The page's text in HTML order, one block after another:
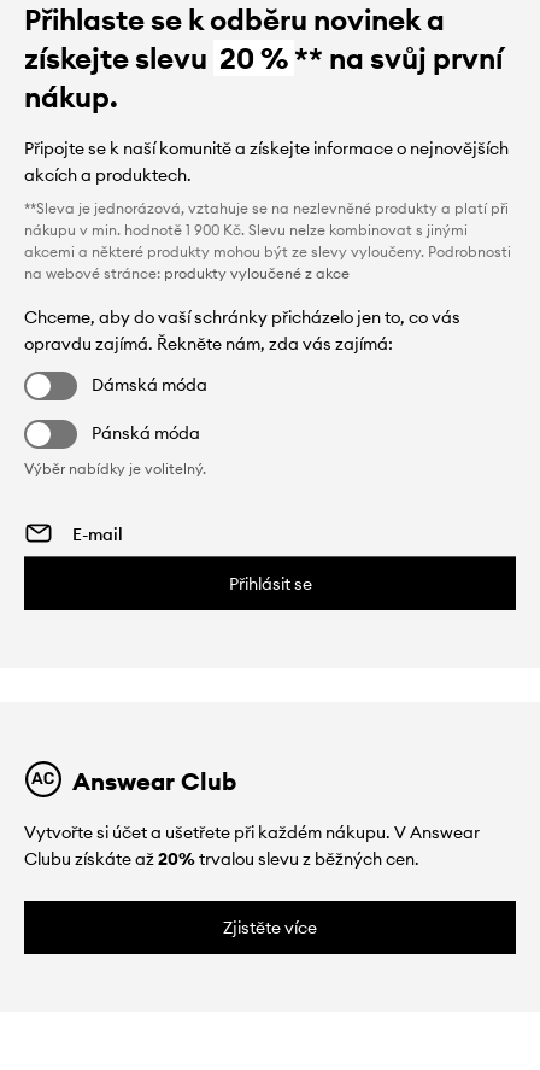
Přihlaste se k odběru novinek a
získejte slevu 20 %** na svůj první
nákup.
Připojte se k naší komunitě a získejte informace o nejnovějších
akcích a produktech.
**Sleva je jednorázová, vztahuje se na nezlevněné produkty a platí při
nákupu v min. hodnotě 1 900 Kč. Slevu nelze kombinovat s jinými
akcemi a některé produkty mohou být ze slevy vyloučeny. Podrobnosti
na webové stránce: produkty vyloučené z akce
Chceme, aby do vaší schránky přicházelo jen to, co vás
opravdu zajímá. Řekněte nám, zda vás zajímá:
Dámská móda
Pánská móda
Výběr nabídky je volitelný.
Přihlásit se
Answear Club
Vytvořte si účet a ušetřete při každém nákupu. V Answear
Clubu získáte až20%trvalou slevu z běžných cen.
Zjistěte více